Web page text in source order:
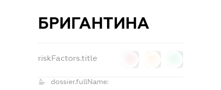
БРИГАНТИНА
riskFactors.title
dossier.fullName: